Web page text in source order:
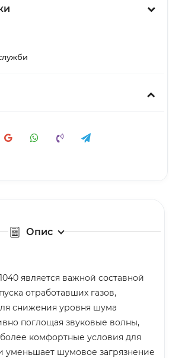
Опис
является важной составной
отработавших газов,
снижения уровня шума
поглощая звуковые волны,
комфортные условия для
уменьшает шумовое загрязнение